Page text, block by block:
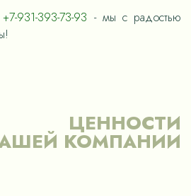
+7-931-393-73-93 - мы с радостью
ЦЕННОСТИ
КОМПАНИИ